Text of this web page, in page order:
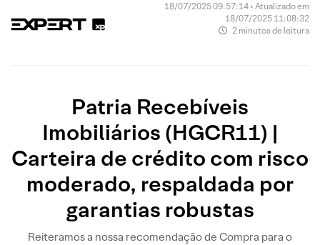
18/07/2025 09:57:14 • Atualizado em
18/07/2025 11:08:32
2 minutos de leitura
Patria Recebíveis
Imobiliários (HGCR11) |
Carteira de crédito com risco
moderado, respaldada por
garantias robustas
Reiteramos a nossa recomendação de Compra para o